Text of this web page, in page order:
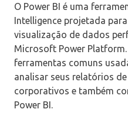
O Power BI é uma
Intelligence projetada
visualização de dados
Microsoft Power Platform.
ferramentas comuns
analisar seus relatórios
corporativos e também
Power BI.